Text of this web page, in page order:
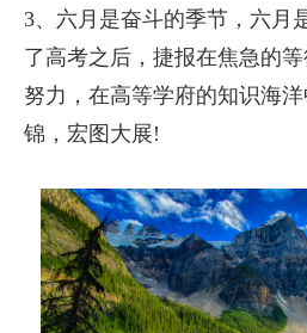
3、六月是奋斗的季节，六月
了高考之后，捷报在焦急的
努力，在高等学府的知识海
锦，宏图大展!